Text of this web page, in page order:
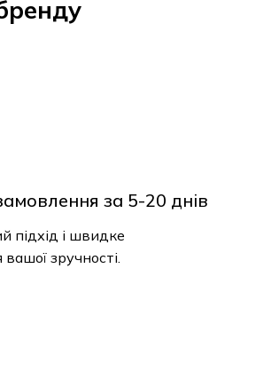
за 5-20 днів
підхід і швидке
зручності.